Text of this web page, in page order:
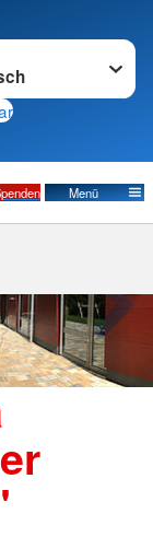
wechseln zu
Menü